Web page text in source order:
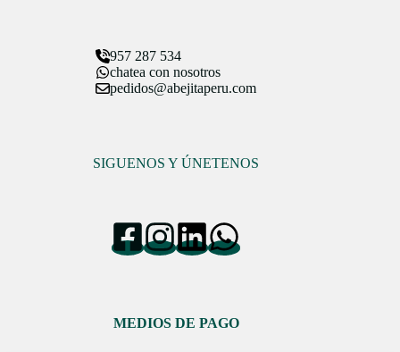
957 287 534
chatea con nosotros
pedidos@abejitaperu.com
SIGUENOS Y ÚNETENOS
MEDIOS DE PAGO